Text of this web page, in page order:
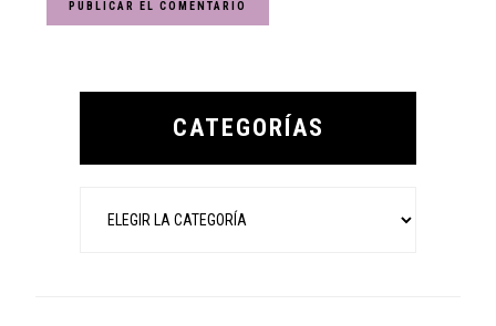
Primary
CATEGORÍAS